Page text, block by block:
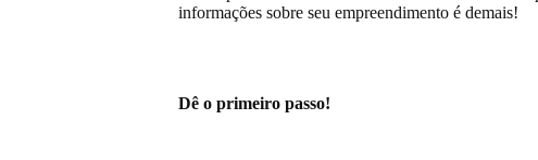
informações sobre seu empreendimento é demais!
Dê o primeiro passo!